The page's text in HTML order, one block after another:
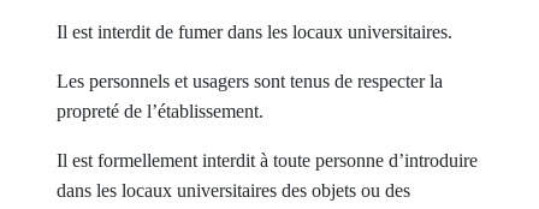
Il est interdit de fumer dans les locaux universitaires.
Les personnels et usagers sont tenus de respecter la
propreté de l’établissement.
Il est formellement interdit à toute personne d’introduire
dans les locaux universitaires des objets ou des